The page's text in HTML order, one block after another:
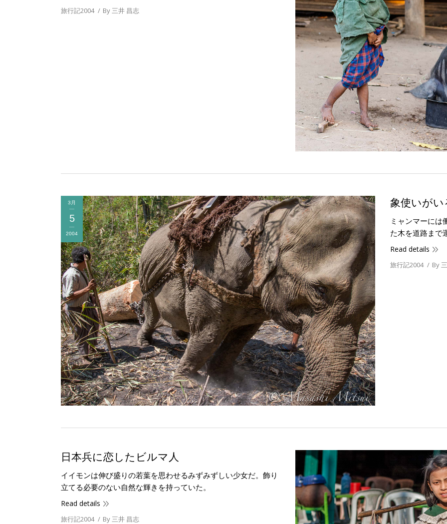
旅行記2004 By 三井 昌志
3月
5
2004
象使いがい
ミャンマーには
た木を道路まで
Read details
旅行記2004 By
日本兵に恋したビルマ人
イイモンは伸び盛りの若葉を思わせるみずみずしい少女だ。飾り
立てる必要のない自然な輝きを持っていた。
Read details
旅行記2004 By 三井 昌志